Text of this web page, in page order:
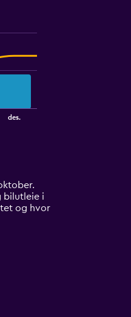
des.
bilutleie i
og hvor